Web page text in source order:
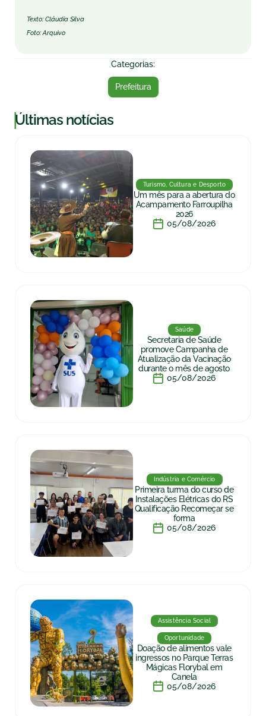
Texto: Cláudia Silva
Foto: Arquivo
Categorias:
Prefeitura
|Últimas notícias
Turismo, Cultura e Desporto
Um mês para a abertura do
Acampamento Farroupilha
2026
05/08/2026
Saúde
Secretaria de Saúde
promove Campanha de
Atualização da Vacinação
durante o mês de agosto
05/08/2026
Indústria e Comércio
Primeira turma do curso de
Instalações Elétricas do RS
Qualificação Recomeçar se
forma
05/08/2026
Assistência Social
Oportunidade
Doação de alimentos vale
ingressos no Parque Terras
Mágicas Florybal em
Canela
05/08/2026